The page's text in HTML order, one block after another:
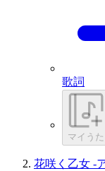
歌詞
マイうた
花咲く乙女 -